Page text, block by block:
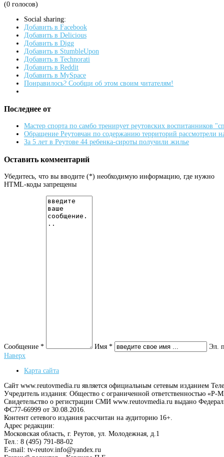
(0 голосов)
Social sharing:
Добавить в Facebook
Добавить в Delicious
Добавить в Digg
Добавить в StumbleUpon
Добавить в Technorati
Добавить в Reddit
Добавить в MySpace
Понравилось? Сообщи об этом своим читателям!
Последнее от
Мастер спорта по самбо тренирует реутовских воспитанников
Обращение Реутовчан по содержанию территорий рассмотрели
За 5 лет в Реутове 44 ребенка-сироты получили жилье
Оставить комментарий
Убедитесь, что вы вводите (*) необходимую информацию, где нужно
HTML-коды запрещены
Сообщение * Имя *
Эл.
Наверх
Карта сайта
Сайт www.reutovmedia.ru является официальным сетевым изданием
Учредитель издания: Общество с ограниченной ответственностью
Свидетельство о регистрации СМИ www.reutovmedia.ru выдано
ФС77-66999 от 30.08.2016.
Контент сетевого издания рассчитан на аудиторию 16+.
Адрес редакции:
Московская область, г. Реутов, ул. Молодежная, д.1
Тел.: 8 (495) 791-88-02
E-mail: tv-reutov.info@yandex.ru